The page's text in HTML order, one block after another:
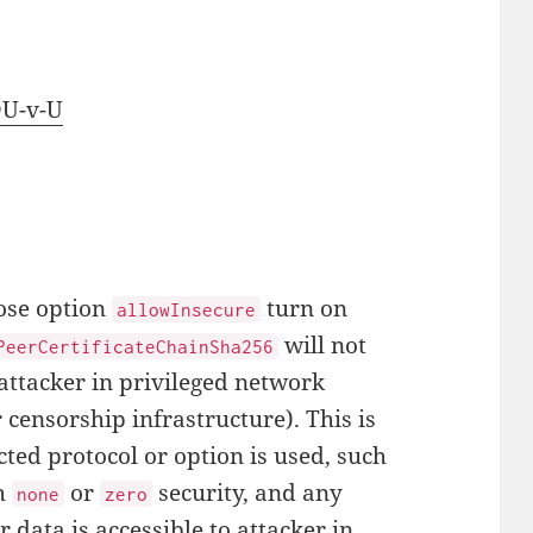
v-U
option allowInsecure turn on
will not
in privileged network
infrastructure). This is
protocol or option is used, such
none or zero
security, and any